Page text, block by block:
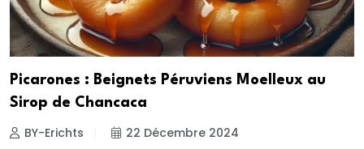
Picarones : Beignets Péruviens Moelleux au
Sirop de Chancaca
BY-Erichts 22 Décembre 2024